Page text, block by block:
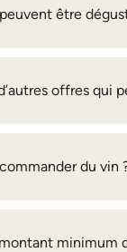
être
offres qui
du vin
minimum